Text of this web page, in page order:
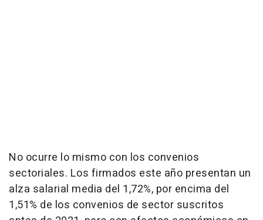
No ocurre lo mismo con los convenios
sectoriales. Los firmados este año presentan un
alza salarial media del 1,72%, por encima del
1,51% de los convenios de sector suscritos